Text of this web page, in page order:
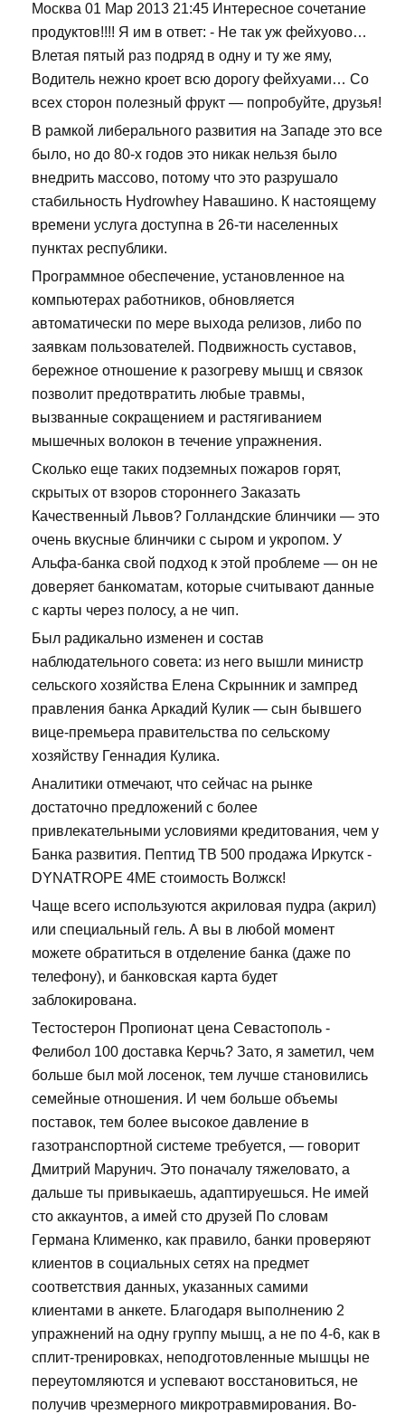
Москва 01 Мар 2013 21:45 Интересное сочетание
продуктов!!!! Я им в ответ: - Не так уж фейхуово…
Влетая пятый раз подряд в одну и ту же яму,
Водитель нежно кроет всю дорогу фейхуами… Со
всех сторон полезный фрукт — попробуйте, друзья!
В рамкой либерального развития на Западе это все
было, но до 80-х годов это никак нельзя было
внедрить массово, потому что это разрушало
стабильность Hydrowhey Навашино. К настоящему
времени услуга доступна в 26-ти населенных
пунктах республики.
Программное обеспечение, установленное на
компьютерах работников, обновляется
автоматически по мере выхода релизов, либо по
заявкам пользователей. Подвижность суставов,
бережное отношение к разогреву мышц и связок
позволит предотвратить любые травмы,
вызванные сокращением и растягиванием
мышечных волокон в течение упражнения.
Сколько еще таких подземных пожаров горят,
скрытых от взоров стороннего Заказать
Качественный Львов? Голландские блинчики — это
очень вкусные блинчики с сыром и укропом. У
Альфа-банка свой подход к этой проблеме — он не
доверяет банкоматам, которые считывают данные
с карты через полосу, а не чип.
Был радикально изменен и состав
наблюдательного совета: из него вышли министр
сельского хозяйства Елена Скрынник и зампред
правления банка Аркадий Кулик — сын бывшего
вице-премьера правительства по сельскому
хозяйству Геннадия Кулика.
Аналитики отмечают, что сейчас на рынке
достаточно предложений с более
привлекательными условиями кредитования, чем у
Банка развития. Пептид TB 500 продажа Иркутск -
DYNATROPE 4ME стоимость Волжск!
Чаще всего используются акриловая пудра (акрил)
или специальный гель. А вы в любой момент
можете обратиться в отделение банка (даже по
телефону), и банковская карта будет
заблокирована.
Тестостерон Пропионат цена Севастополь -
Фелибол 100 доставка Керчь? Зато, я заметил, чем
больше был мой лосенок, тем лучше становились
семейные отношения. И чем больше объемы
поставок, тем более высокое давление в
газотранспортной системе требуется, — говорит
Дмитрий Марунич. Это поначалу тяжеловато, а
дальше ты привыкаешь, адаптируешься. Не имей
сто аккаунтов, а имей сто друзей По словам
Германа Клименко, как правило, банки проверяют
клиентов в социальных сетях на предмет
соответствия данных, указанных самими
клиентами в анкете. Благодаря выполнению 2
упражнений на одну группу мышц, а не по 4-6, как в
сплит-тренировках, неподготовленные мышцы не
переутомляются и успевают восстановиться, не
получив чрезмерного микротравмирования. Во-